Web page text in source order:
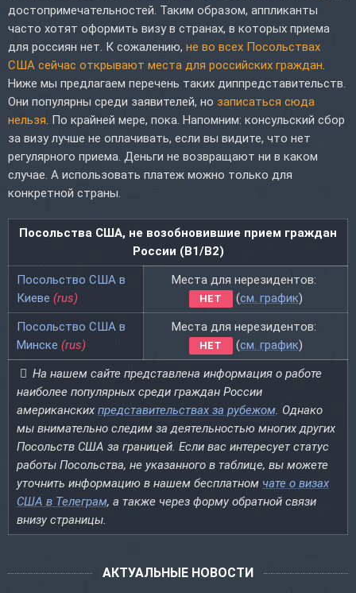
достопримечательностей. Таким образом, аппликанты
часто хотят оформить визу в странах, в которых приема
для россиян нет. К сожалению, не во всех Посольствах
США сейчас открывают места для российских граждан
Ниже мы предлагаем перечень таких диппредставительств.
Они популярны среди заявителей, но записаться сюда
нельзя . По крайней мере, пока. Напомним: консульский сбор
за визу лучше не оплачивать, если вы видите, что нет
регулярного приема. Деньги не возвращают ни в каком
случае. А использовать платеж можно только для
конкретной страны.
Посольства США, не возобновившие прием граждан
России (B1/B2)
Посольство США в
Киеве (rus)
Места для нерезидентов:
НЕТ (см. график)
Посольство США в
Минске (rus)
Места для нерезидентов:
НЕТ (см. график)
На нашем сайте представлена информация о работе
наиболее популярных среди граждан России
американских представительствах за рубежом . Однако
мы внимательно следим за деятельностью многих других
Посольств США за границей. Если вас интересует статус
работы Посольства, не указанного в таблице, вы можете
уточнить информацию в нашем бесплатном чате о визах
США в Телеграм, а также через форму обратной связи
внизу страницы.
АКТУАЛЬНЫЕ НОВОСТИ